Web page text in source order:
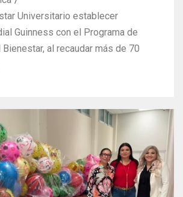
Universitario establecer
Guinness con el Programa de
al recaudar más de 70